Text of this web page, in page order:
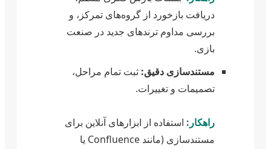
دریافت بازخورد از گروه‌های تمرکز، و
بررسی مداوم ترندهای جدید در صنعت
بازی.
مستندسازی دقیق: ثبت تمام مراحل،
تصمیمات و تغییرات.
راهکار: استفاده از ابزارهای آنلاین برای
مستندسازی (مانند Confluence یا